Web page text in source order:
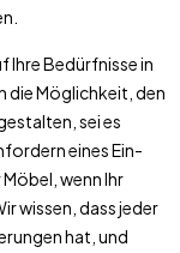
Ihre Bedürfnisse in
die Möglichkeit, den
sei es
eines Ein-
wenn Ihr
wissen, dass jeder
hat, und